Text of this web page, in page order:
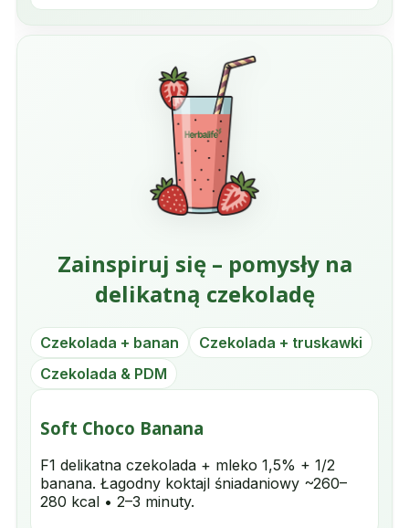
Zainspiruj się – pomysły na
delikatną czekoladę
Czekolada + banan
Czekolada + truskawki
Czekolada & PDM
Soft Choco Banana
F1 delikatna czekolada + mleko 1,5% + 1/2
banana. Łagodny koktajl śniadaniowy ~260–
280 kcal • 2–3 minuty.